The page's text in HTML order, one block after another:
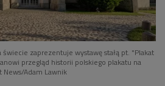
zaprezentuje wystawę stałą pt. "Plakat
przegląd historii polskiego plakatu na
News/Adam Lawnik